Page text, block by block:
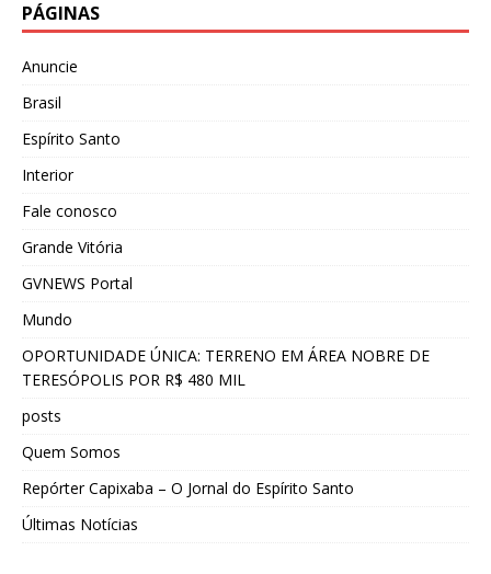
PÁGINAS
Anuncie
Brasil
Espírito Santo
Interior
Fale conosco
Grande Vitória
GVNEWS Portal
Mundo
OPORTUNIDADE ÚNICA: TERRENO EM ÁREA NOBRE DE
TERESÓPOLIS POR R$ 480 MIL
posts
Quem Somos
Repórter Capixaba – O Jornal do Espírito Santo
Últimas Notícias